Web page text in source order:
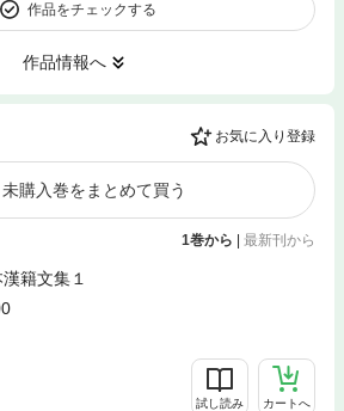
作品をチェックする
作品情報へ
お気に入り登録
未購入巻をまとめて買う
1巻から | 最新刊から
籍文集１
試し読み カートへ